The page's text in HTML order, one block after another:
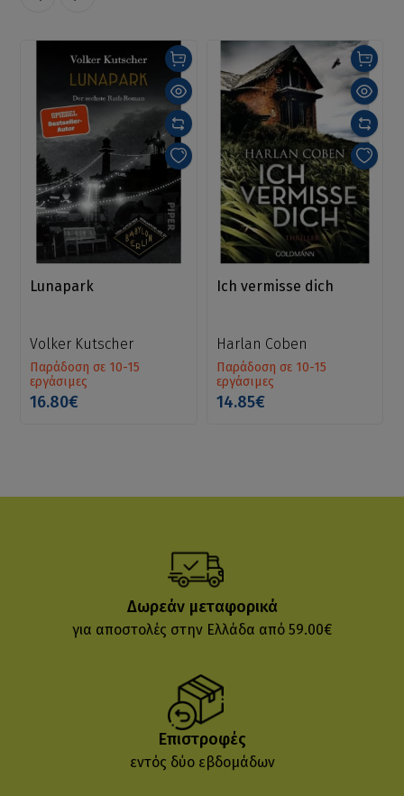
Lunapark
Volker Kutscher
Παράδοση σε 10-15
εργάσιμες
16.80€
Ich vermisse dich
Harlan Coben
Παράδοση σε 10-15
εργάσιμες
14.85€
Δωρεάν μεταφορικά
για αποστολές στην Ελλάδα από 59.00€
Επιστροφές
εντός δύο εβδομάδων